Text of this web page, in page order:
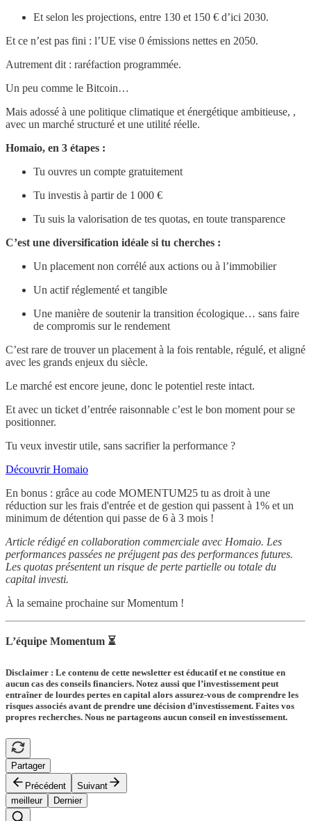
Et selon les projections, entre 130 et 150 € d’ici 2030.
Et ce n’est pas fini : l’UE vise 0 émissions nettes en 2050.
Autrement dit : raréfaction programmée.
Un peu comme le Bitcoin…
Mais adossé à une politique climatique et énergétique ambitieuse, ,
avec un marché structuré et une utilité réelle.
Homaio, en 3 étapes :
Tu ouvres un compte gratuitement
Tu investis à partir de 1 000 €
Tu suis la valorisation de tes quotas, en toute transparence
C’est une diversification idéale si tu cherches :
Un placement non corrélé aux actions ou à l’immobilier
Un actif réglementé et tangible
Une manière de soutenir la transition écologique… sans faire
de compromis sur le rendement
C’est rare de trouver un placement à la fois rentable, régulé, et aligné
avec les grands enjeux du siècle.
Le marché est encore jeune, donc le potentiel reste intact.
Et avec un ticket d’entrée raisonnable c’est le bon moment pour se
positionner.
Tu veux investir utile, sans sacrifier la performance ?
Découvrir Homaio
En bonus : grâce au code MOMENTUM25 tu as droit à une
réduction sur les frais d'entrée et de gestion qui passent à 1% et un
minimum de détention qui passe de 6 à 3 mois !
Article rédigé en collaboration commerciale avec Homaio. Les
performances passées ne préjugent pas des performances futures.
Les quotas présentent un risque de perte partielle ou totale du
capital investi.
À la semaine prochaine sur Momentum !
L’équipe Momentum ⏳
Disclaimer : Le contenu de cette newsletter est éducatif et ne constitue en
aucun cas des conseils financiers. Notez aussi que l’investissement peut
entraîner de lourdes pertes en capital alors assurez-vous de comprendre les
risques associés avant de prendre une décision d’investissement. Faites vos
propres recherches. Nous ne partageons aucun conseil en investissement.
Partager
Précédent
Suivant
meilleur
Dernier